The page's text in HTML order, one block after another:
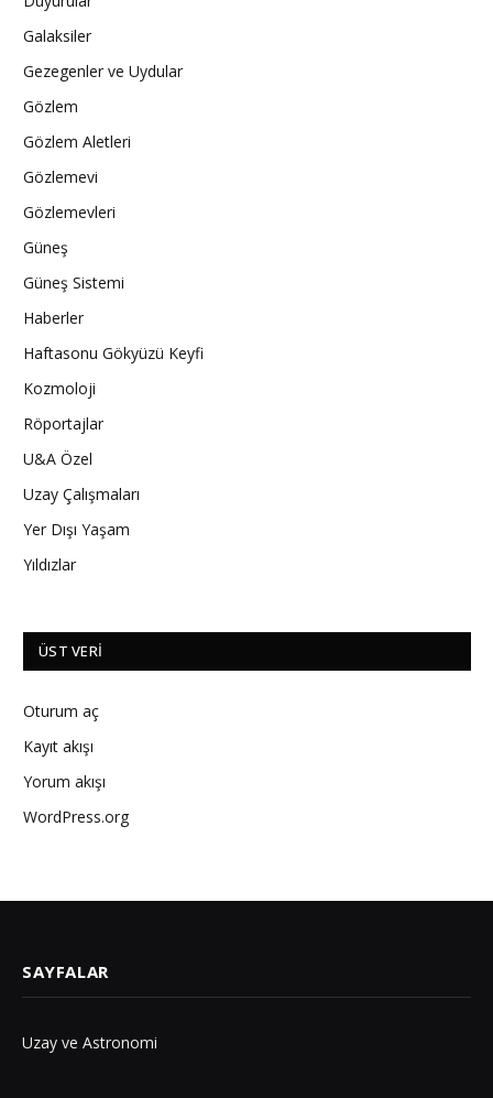
Galaksiler
Gezegenler ve Uydular
Gözlem
Gözlem Aletleri
Gözlemevi
Gözlemevleri
Güneş
Güneş Sistemi
Haberler
Haftasonu Gökyüzü Keyfi
Kozmoloji
Röportajlar
U&A Özel
Uzay Çalışmaları
Yer Dışı Yaşam
Yıldızlar
ÜST VERI
Oturum aç
Kayıt akışı
Yorum akışı
WordPress.org
SAYFALAR
Uzay ve Astronomi